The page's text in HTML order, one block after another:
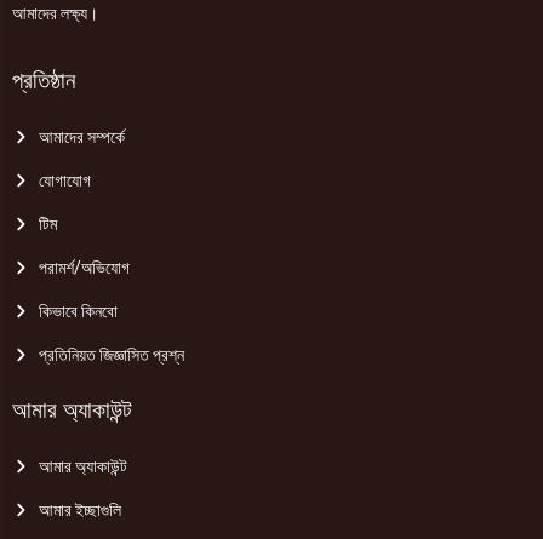
আমাদের লক্ষ্য।
প্রতিষ্ঠান
আমাদের সম্পর্কে
যোগাযোগ
টিম
পরামর্শ/অভিযোগ
কিভাবে কিনবো
প্রতিনিয়ত জিজ্ঞাসিত প্রশ্ন
আমার অ্যাকাউন্ট
আমার অ্যাকাউন্ট
আমার ইচ্ছাগুলি